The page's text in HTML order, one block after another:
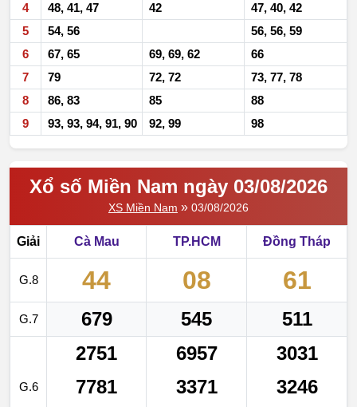
4
48, 41, 47 42
47, 40, 42
5
54, 56
56, 56, 59
6
67, 65 69, 69, 62
66
7
79 72, 72
73, 77, 78
8
86, 83 85
88
9
93, 93, 94, 91, 90 92, 99 98
Xổ số Miền Nam ngày 03/08/2026
XS Miền Nam » 03/08/2026
Giải Cà Mau TP.HCM Đồng Tháp
G.8 44 08 61
G.7 679 545 511
G.6
2751 6957
3031
7781
3371
3246